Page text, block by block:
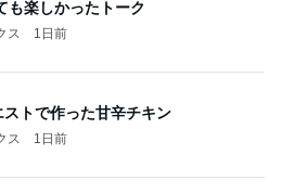
も楽しかったトーク
ス 1日前
トで作った甘辛チキン
ス 1日前